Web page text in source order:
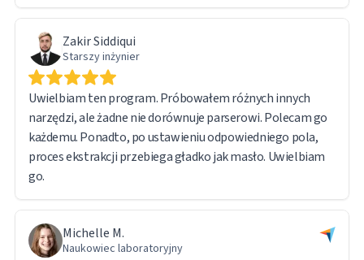
Zakir Siddiqui
Starszy inżynier
Uwielbiam ten program. Próbowałem różnych innych
narzędzi, ale żadne nie dorównuje parserowi. Polecam go
każdemu. Ponadto, po ustawieniu odpowiedniego pola,
proces ekstrakcji przebiega gładko jak masło. Uwielbiam
go.
Michelle M.
Naukowiec laboratoryjny